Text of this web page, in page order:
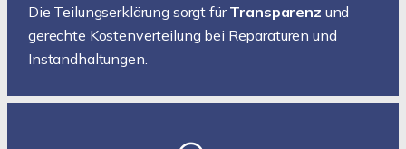
Die Teilungserklärung sorgt fürTransparenz und
gerechte Kostenverteilung bei Reparaturen und
Instandhaltungen.